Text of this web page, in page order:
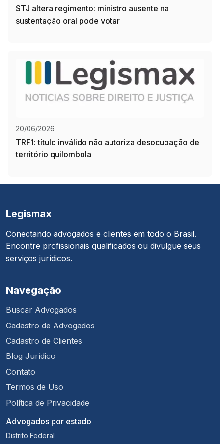
STJ altera regimento: ministro ausente na
sustentação oral pode votar
20/06/2026
TRF1: título inválido não autoriza desocupação de
território quilombola
Legismax
Conectando advogados e clientes em todo o Brasil.
Encontre profissionais qualificados ou divulgue seus
serviços jurídicos.
Navegação
Buscar Advogados
Cadastro de Advogados
Cadastro de Clientes
Blog Jurídico
Contato
Termos de Uso
Política de Privacidade
Advogados por estado
Distrito Federal